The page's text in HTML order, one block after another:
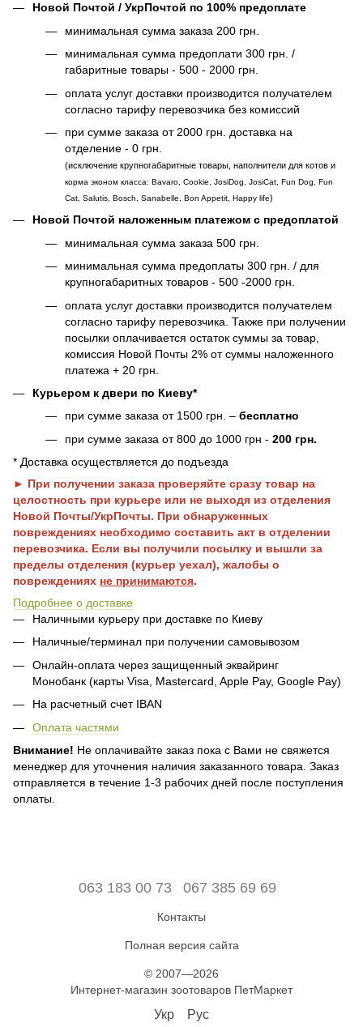
Новой Почтой / УкрПочтой по 100% предоплате
минимальная сумма заказа 200 грн.
минимальная сумма предоплати 300 грн. /
габаритные товары - 500 - 2000 грн.
оплата услуг доставки производится получателем
согласно тарифу перевозчика без комиссий
при сумме заказа от 2000 грн. доставка на
отделение - 0 грн.
(исключение крупногабаритные товары, наполнители для котов и
корма эконом класса: Bavaro, Cookie, JosiDog, JosiCat, Fun Dog, Fun
Cat, Salutis, Bosch, Sanabelle, Bon Appetit, Happy life)
Новой Почтой наложенным платежом с предоплатой
минимальная сумма заказа 500 грн.
минимальная сумма предоплаты 300 грн. / для
крупногабаритных товаров - 500 -2000 грн.
оплата услуг доставки производится получателем
согласно тарифу перевозчика. Также при получении
посылки оплачивается остаток суммы за товар,
комиссия Новой Почты 2% от суммы наложенного
платежа + 20 грн.
Курьером к двери по Киеву*
при сумме заказа от 1500 грн. – бесплатно
при сумме заказа от 800 до 1000 грн - 200 грн.
* Доставка осуществляется до подъезда
► При получении заказа проверяйте сразу товар на
целостность при курьере или не выходя из отделения
Новой Почты/УкрПочты. При обнаруженных
повреждениях необходимо составить акт в отделении
перевозчика. Если вы получили посылку и вышли за
пределы отделения (курьер уехал), жалобы о
повреждениях не принимаются.
Подробнее о доставке
Наличными курьеру при доставке по Киеву
Наличные/терминал при получении самовывозом
Онлайн-оплата через защищенный эквайринг
Монобанк (карты Visa, Mastercard, Apple Pay, Google Pay)
На расчетный счет IBAN
Оплата частями
Внимание! Не оплачивайте заказ пока с Вами не свяжется
менеджер для уточнения наличия заказанного товара. Заказ
отправляется в течение 1-3 рабочих дней после поступления
оплаты.
063 183 00 73 067 385 69 69
Контакты
Полная версия сайта
© 2007—2026
Интернет-магазин зоотоваров ПетМаркет
Укр Рус